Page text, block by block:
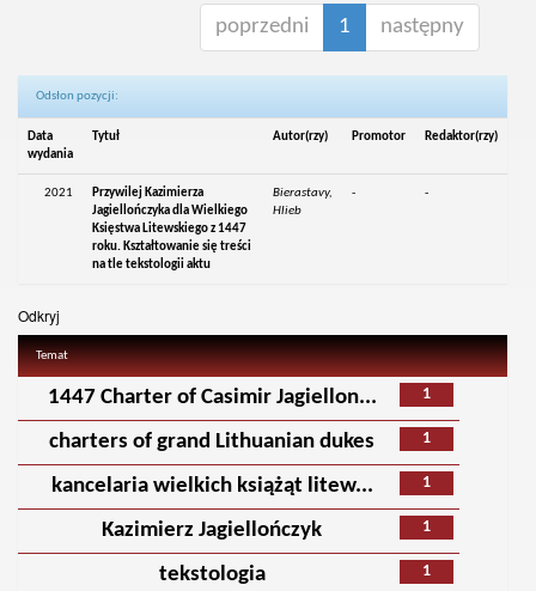
poprzedni 1 następny
Odsłon pozycji:
Data
wydania
Tytuł Autor(rzy) Promotor Redaktor(rzy)
2021
Przywilej Kazimierza
Jagiellończyka dla Wielkiego
Księstwa Litewskiego z 1447
roku. Kształtowanie się treści
na tle tekstologii aktu
Bierastavy,
Hlieb
- -
Odkryj
Temat
1
1447 Charter of Casimir Jagiellon...
1
charters of grand Lithuanian dukes
1
kancelaria wielkich książąt litew...
1
Kazimierz Jagiellończyk
1
tekstologia